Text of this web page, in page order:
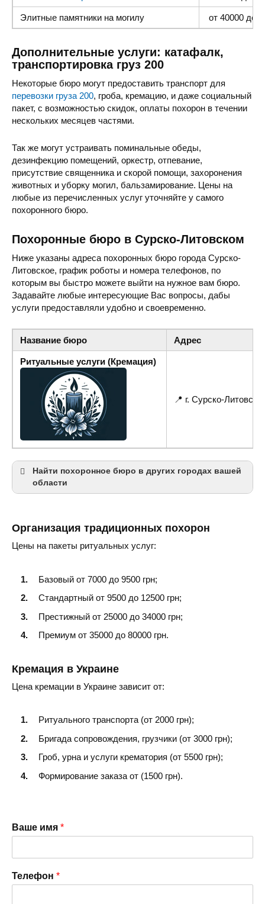
Элитные памятники на могилу от 40000 до
Дополнительные услуги: катафалк,
транспортировка груз 200
Некоторые бюро могут предоставить транспорт для
перевозки груза 200, гроба, кремацию, и даже социальный
пакет, с возможностью скидок, оплаты похорон в течении
нескольких месяцев частями.
Так же могут устраивать поминальные обеды,
дезинфекцию помещений, оркестр, отпевание,
присутствие священника и скорой помощи, захоронения
животных и уборку могил, бальзамирование. Цены на
любые из перечисленных услуг уточняйте у самого
похоронного бюро.
Похоронные бюро в Сурско-Литовском
Ниже указаны адреса похоронных бюро города Сурско-
Литовское, график роботы и номера телефонов, по
которым вы быстро можете выйти на нужное вам бюро.
Задавайте любые интересующие Вас вопросы, дабы
услуги предоставляли удобно и своевременно.
Название бюро Адрес
Ритуальные услуги (Кремация)
📍 г. Сурско-
Найти похоронное бюро в других городах вашей
области
Каменское
Новомосковск
Синельниково
Никополь
Жёлтые Воды
Павлоград
Организация традиционных похорон
Цены на пакеты ритуальных услуг:
Базовый от 7000 до 9500 грн;
Стандартный от 9500 до 12500 грн;
Престижный от 25000 до 34000 грн;
Премиум от 35000 до 80000 грн.
Кремация в Украине
Цена кремации в Украине зависит от:
Ритуального транспорта (от 2000 грн);
Бригада сопровождения, грузчики (от 3000 грн);
Гроб, урна и услуги крематория (от 5500 грн);
Формирование заказа от (1500 грн).
Ваше имя *
Телефон *